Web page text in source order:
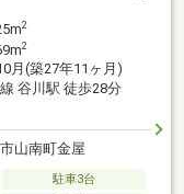
2
2
月(築27年11ヶ月)
谷川駅 徒歩28分
山南町金屋
駐車3台